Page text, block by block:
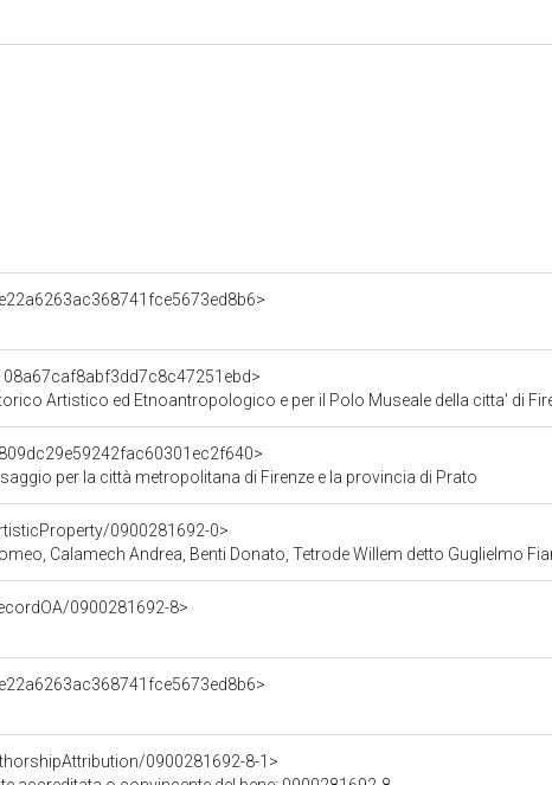
Artistico ed Etnoantropologico e per il Polo Museale della citta' di
per la città metropolitana di Firenze e la provincia di Prato
0900281692-0>
Andrea, Benti Donato, Tetrode Willem detto Guglielmo Fiammingo, De Rossi Vincenzo,
0900281692-8>
0900281692-8-1>